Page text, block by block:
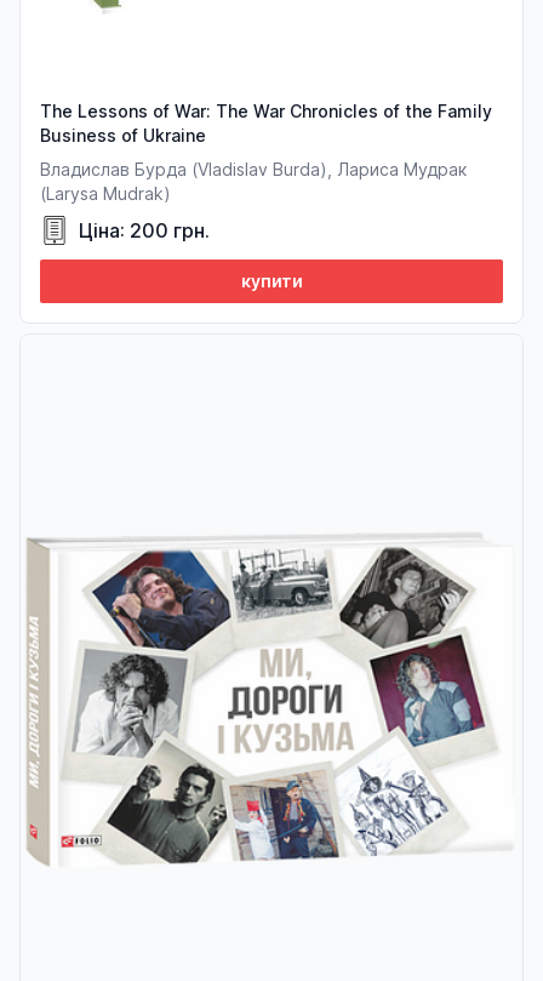
The Lessons of War: The War Chronicles of the Family
Business of Ukraine
Владислав Бурда (Vladislav Burda), Лариса Мудрак
(Larysa Mudrak)
Ціна: 200 грн.
купити